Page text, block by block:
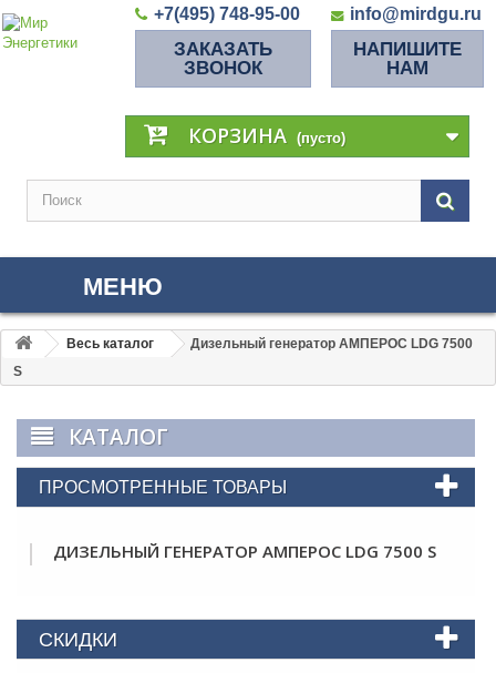
+7(495) 748-95-00 info@mirdgu.ru
ЗАКАЗАТЬ
ЗВОНОК
НАПИШИТЕ
НАМ
КОРЗИНА (пусто)
МЕНЮ
Весь каталог
Дизельный генератор АМПЕРОС LDG 7500
S
КАТАЛОГ
ПРОСМОТРЕННЫЕ ТОВАРЫ
ДИЗЕЛЬНЫЙ ГЕНЕРАТОР АМПЕРОС LDG 7500 S
СКИДКИ